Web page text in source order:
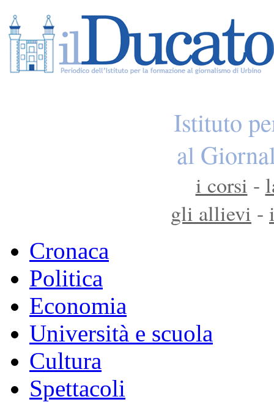
Istituto
al
i corsi -
gli allievi -
Cronaca
Politica
Economia
Università e scuola
Cultura
Spettacoli